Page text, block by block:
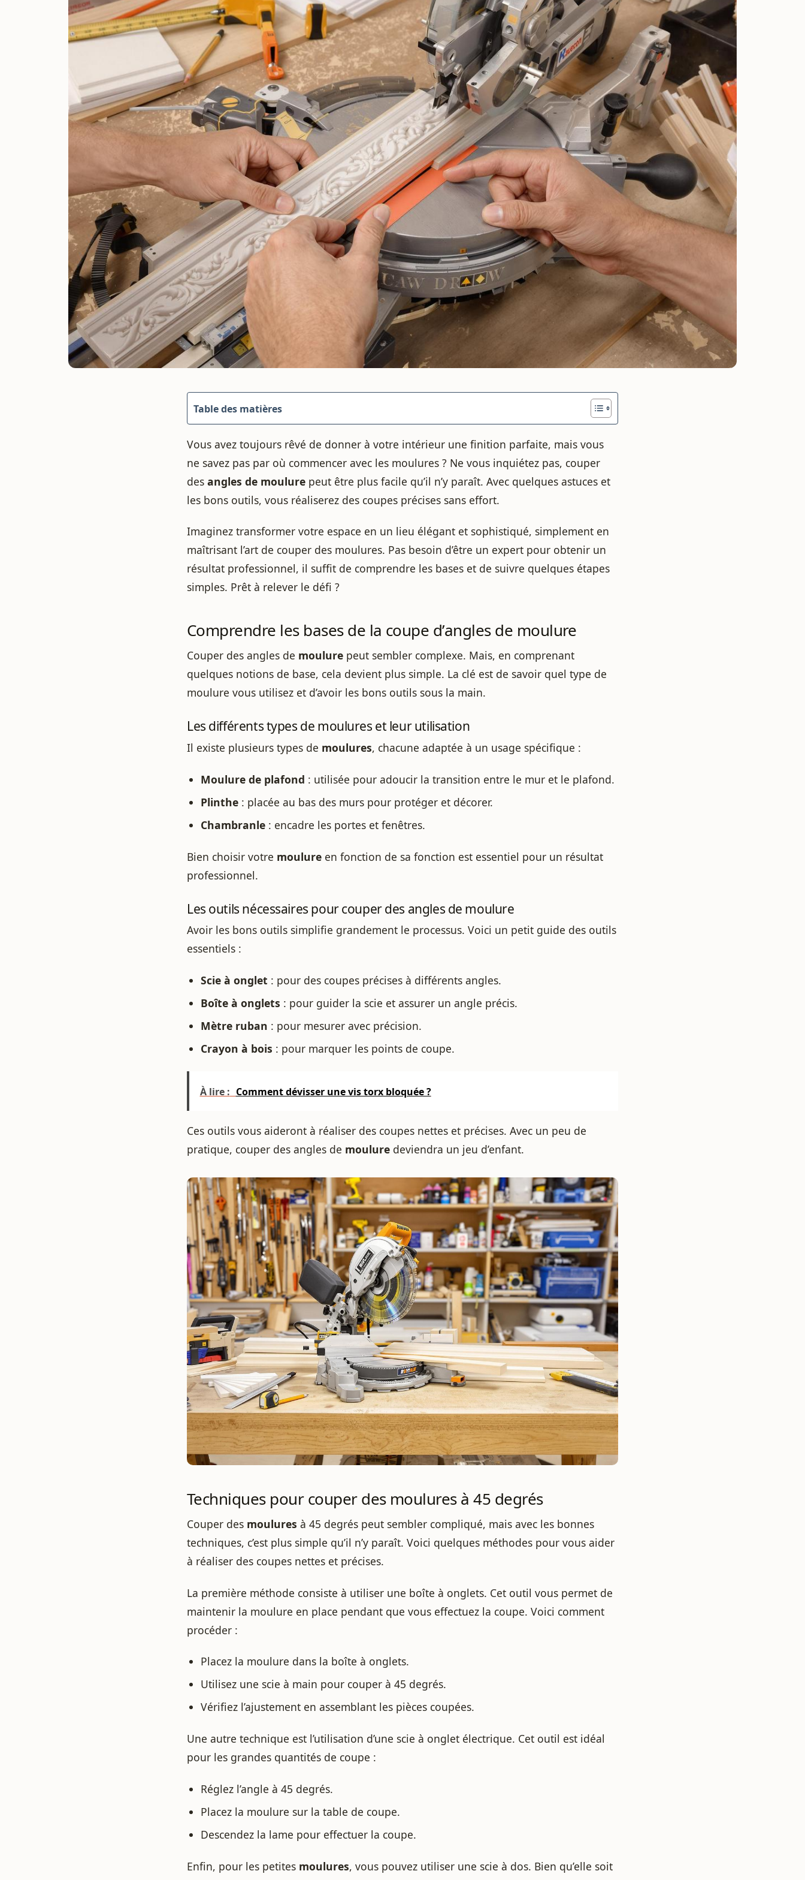
Table des matières
Vous avez toujours rêvé de donner à votre intérieur une finition parfaite, mais vous
ne savez pas par où commencer avec les moulures ? Ne vous inquiétez pas, couper
des angles de moulure peut être plus facile qu’il n’y paraît. Avec quelques astuces et
les bons outils, vous réaliserez des coupes précises sans effort.
Imaginez transformer votre espace en un lieu élégant et sophistiqué, simplement en
maîtrisant l’art de couper des moulures. Pas besoin d’être un expert pour obtenir un
résultat professionnel, il suffit de comprendre les bases et de suivre quelques étapes
simples. Prêt à relever le défi ?
Comprendre les bases de la coupe d’angles de moulure
Couper des angles de moulure peut sembler complexe. Mais, en comprenant
quelques notions de base, cela devient plus simple. La clé est de savoir quel type de
moulure vous utilisez et d’avoir les bons outils sous la main.
Les différents types de moulures et leur utilisation
Il existe plusieurs types de moulures, chacune adaptée à un usage spécifique :
Moulure de plafond : utilisée pour adoucir la transition entre le mur et le plafond.
Plinthe: placée au bas des murs pour protéger et décorer.
Chambranle: encadre les portes et fenêtres.
Bien choisir votre moulure en fonction de sa fonction est essentiel pour un résultat
professionnel.
Les outils nécessaires pour couper des angles de moulure
Avoir les bons outils simplifie grandement le processus. Voici un petit guide des outils
essentiels :
Scie à onglet : pour des coupes précises à différents angles.
Boîte à onglets : pour guider la scie et assurer un angle précis.
Mètre ruban : pour mesurer avec précision.
Crayon à bois : pour marquer les points de coupe.
À lire : Comment dévisser une vis torx bloquée ?
Ces outils vous aideront à réaliser des coupes nettes et précises. Avec un peu de
pratique, couper des angles de moulure deviendra un jeu d’enfant.
Techniques pour couper des moulures à 45 degrés
Couper des moulures à 45 degrés peut sembler compliqué, mais avec les bonnes
techniques, c’est plus simple qu’il n’y paraît. Voici quelques méthodes pour vous aider
à réaliser des coupes nettes et précises.
La première méthode consiste à utiliser une boîte à onglets. Cet outil vous permet de
maintenir la moulure en place pendant que vous effectuez la coupe. Voici comment
procéder :
Placez la moulure dans la boîte à onglets.
Utilisez une scie à main pour couper à 45 degrés.
Vérifiez l’ajustement en assemblant les pièces coupées.
Une autre technique est l’utilisation d’une scie à onglet électrique. Cet outil est idéal
pour les grandes quantités de coupe :
Réglez l’angle à 45 degrés.
Placez la moulure sur la table de coupe.
Descendez la lame pour effectuer la coupe.
Enfin, pour les petites moulures, vous pouvez utiliser une scie à dos. Bien qu’elle soit